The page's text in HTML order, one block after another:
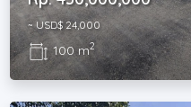
~ USD$ 24,000
100 m2